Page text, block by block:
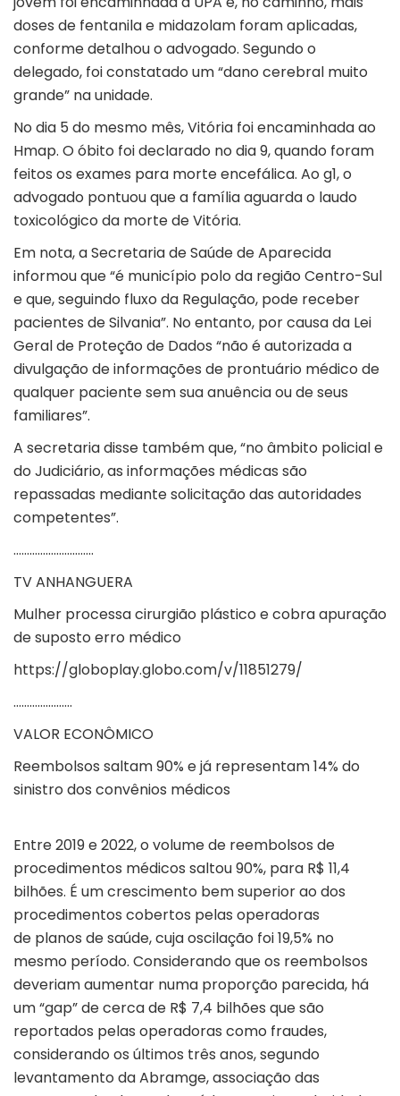
doses de fentanila e midazolam foram aplicadas,
conforme detalhou o advogado. Segundo o
delegado, foi constatado um “dano cerebral muito
grande” na unidade.
No dia 5 do mesmo mês, Vitória foi encaminhada ao
Hmap. O óbito foi declarado no dia 9, quando foram
feitos os exames para morte encefálica. Ao g1, o
advogado pontuou que a família aguarda o laudo
toxicológico da morte de Vitória.
Em nota, a Secretaria de Saúde de Aparecida
informou que “é município polo da região Centro-Sul
e que, seguindo fluxo da Regulação, pode receber
pacientes de Silvania”. No entanto, por causa da Lei
Geral de Proteção de Dados “não é autorizada a
divulgação de informações de prontuário médico de
qualquer paciente sem sua anuência ou de seus
familiares”.
A secretaria disse também que, “no âmbito policial e
do Judiciário, as informações médicas são
repassadas mediante solicitação das autoridades
competentes”.
…………………………
TV ANHANGUERA
Mulher processa cirurgião plástico e cobra apuração
de suposto erro médico
https://globoplay.globo.com/v/11851279/
………………….
VALOR ECONÔMICO
Reembolsos saltam 90% e já representam 14% do
sinistro dos convênios médicos
Entre 2019 e 2022, o volume de reembolsos de
procedimentos médicos saltou 90%, para R$ 11,4
bilhões. É um crescimento bem superior ao dos
procedimentos cobertos pelas operadoras
de planos de saúde, cuja oscilação foi 19,5% no
mesmo período. Considerando que os reembolsos
deveriam aumentar numa proporção parecida, há
um “gap” de cerca de R$ 7,4 bilhões que são
reportados pelas operadoras como fraudes,
considerando os últimos três anos, segundo
levantamento da Abramge, associação das